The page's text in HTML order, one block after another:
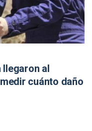
al
cuánto daño